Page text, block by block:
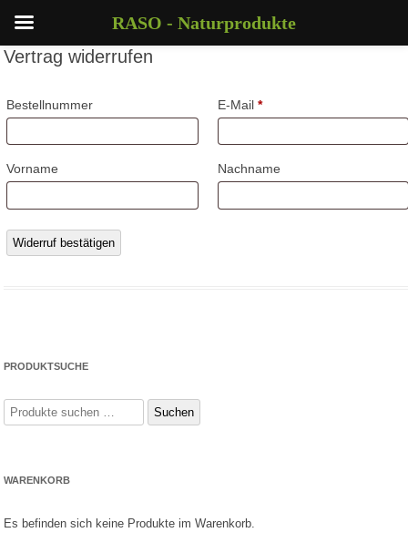
Vertrag widerrufen
Bestellnummer E-Mail *
Vorname Nachname
Widerruf bestätigen
PRODUKTSUCHE
Suchen
nach:
Suchen
WARENKORB
Es befinden sich keine Produkte im Warenkorb.
RASO - Naturprodukte